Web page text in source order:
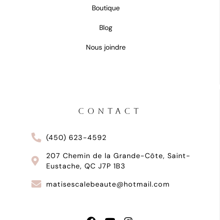
Boutique
Blog
Nous joindre
CONTACT
(450) 623-4592
207 Chemin de la Grande-Côte, Saint-
Eustache, QC J7P 1B3
matisescalebeaute@hotmail.com